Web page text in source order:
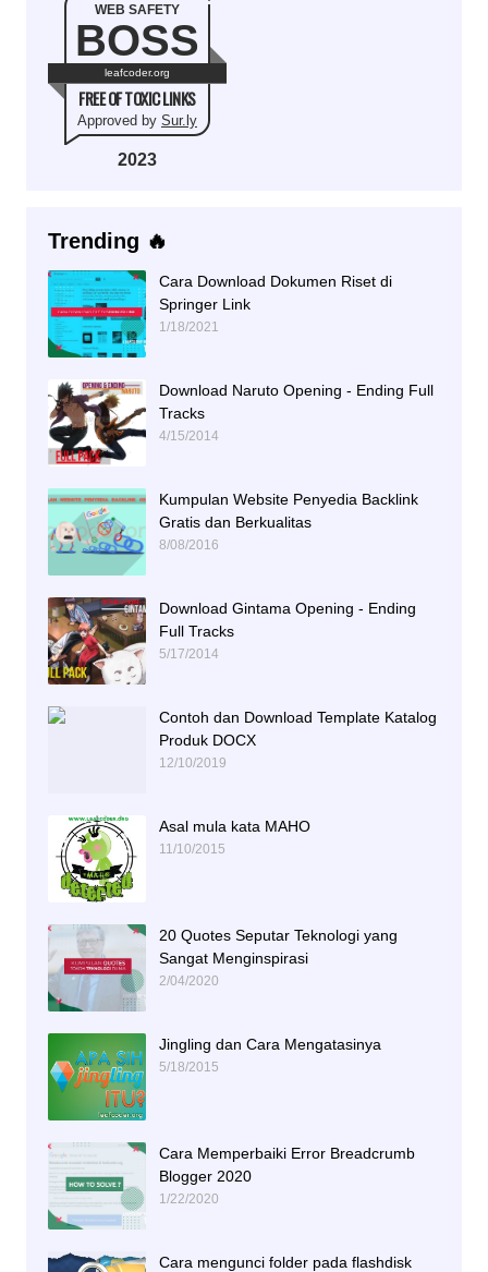
WEB SAFETY
BOSS
leafcoder.org
FREE OF TOXIC LINKS
Approved by Sur.ly
2023
Trending 🔥
Cara Download Dokumen Riset di
Springer Link
1/18/2021
Download Naruto Opening - Ending Full
Tracks
4/15/2014
Kumpulan Website Penyedia Backlink
Gratis dan Berkualitas
8/08/2016
Download Gintama Opening - Ending
Full Tracks
5/17/2014
Contoh dan Download Template Katalog
Produk DOCX
12/10/2019
Asal mula kata MAHO
11/10/2015
20 Quotes Seputar Teknologi yang
Sangat Menginspirasi
2/04/2020
Jingling dan Cara Mengatasinya
5/18/2015
Cara Memperbaiki Error Breadcrumb
Blogger 2020
1/22/2020
Cara mengunci folder pada flashdisk